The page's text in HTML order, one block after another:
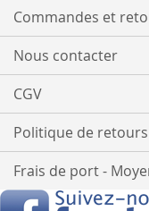
Commandes et
Nous contacter
CGV
Politique de retours
Frais de port -